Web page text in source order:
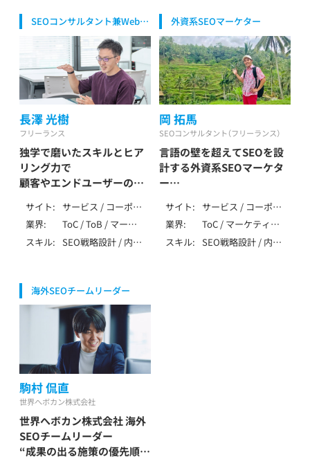
SaaS・ソフトウェ
ア・クラウド
医療・健康・病院・ク
リニック / 美容・脱
毛・サロン / 金融・保
険・投資 / 不動産・住
宅・工務店 / 教育・学
習・スクール / 旅行・
観光・ホテル / エン
タメ・メディア / 求
人・転職・人材 / 士業
（弁護士・税理士・行
政書士・社労士等）
ーカルSEO / DB・大
規模SEO / ペナルテ
ィ解除 / YMYL対応 /
データ分析（GA4・
Search Console） /
AI活用 / LLMO /
MEO / 広告 / アフィ
リエイト / 大手企業
支援 / 上場企業支援
他（特殊な仕様）
活全般（不用品・アパ
ィング（葬儀・墓・永
代供養） / 飲食・フー
ド・レストラン / 介
護・福祉 / 医療・健
康・病院・クリニック
動産・住宅・工務店 /
エンタメ・メディア /
求人・転職・人材 / 士
業（弁護士・税理士・
/ SaaS・ソフトウェ
ア・クラウド
ーカルSEO / DB・大
規模SEO / ペナルテ
ィ解除 / YMYL対応 /
特殊サイト対応 / デ
ータ分析（GA4・
Search Console） /
SEO内製化支援 / AI
SNS / アフィリエイ
/ 大手企業支援 / 上
場企業支援 / その他
SEOコンサルタント兼Webエ
ンジニア
長澤 光樹
フリーランス
独学で磨いたスキルとヒア
リング力で
顧客やエンドユーザーの満
長澤 光樹 / Nagasawa
Mitsuki
サイト
サービス / コーポレ
ート / ローカル / メ
ディア / アフィリエ
イト / ポータル・DB
業界
ToC / ToB / マーケ
ティング・IT・テクノ
ロジー / 製造・イン
活全般（不用品・アパ
レル・家事） / ブライ
ダル（婚活・式場・フ
ォト） / 介護・福祉 /
医療・健康・病院・ク
リニック / 美容・脱
毛・サロン / ジム・フ
ィットネス / 金融・
保険・投資 / 不動産・
住宅・工務店 / 求人・
転職・人材 / SaaS・ソ
フトウェア・クラウ
ド
スキル
SEO戦略設計 / 内部
/ DB・大規模SEO /
データ分析（GA4・
Search Console） /
AI活用 / アフィリエ
イト / SEO歴7～9年
外資系SEOマーケター
岡 拓馬
SEOコンサルタント（フリーランス）
言語の壁を超えてSEOを設
計する外資系SEOマーケタ
ー
ータドリブンなSEO
岡 拓馬 / Oka Takuma
サイト
サービス / コーポレ
ート / メディア / ア
フィリエイト / 多言
語 / SPA/SSR/SSG
業界
ToC / マーケティン
グ・IT・テクノロジー
/ 製造・インフラ（自
スキル
SEO戦略設計 / 内部
海外SEOチームリーダー
駒村 侃直
世界へボカン株式会社
世界へボカン株式会社 海外
SEOチームリーダー
“成果の出る施策の優先順位